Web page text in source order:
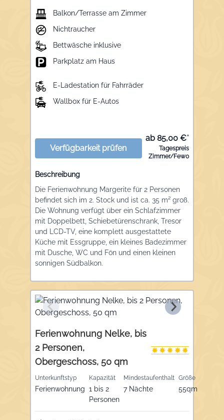
Balkon/Terrasse am Zimmer
Nichtraucher
Bettwäsche inklusive
Parkplatz am Haus
E-Ladestation für Fahrräder
Wallbox für E-Autos
Verfügbarkeit prüfen
ab 85,00 €*
Tagespreis
Zimmer/Fewo
Beschreibung
Die Ferienwohnung Margerite für 2 Personen
befindet sich im 2. Stock und ist ca. 35 m² groß.
Die Wohnung verfügt über ein Schlafzimmer
mit Doppelbett, Schiebetürenschrank, Tresor
und LCD-TV, eine komplett ausgestattete
Küche mit Essgruppe, ein kleines Badezimmer
mit Dusche, WC und Fön und einen kleinen
sonnigen Südbalkon.
Ferienwohnung Nelke, bis
2 Personen,
Obergeschoss, 50 qm
Unterkunftstyp
Ferienwohnung
Kapazität
1 bis 2
Personen
Mindestaufenthalt
7 Nächte
Größe
55qm